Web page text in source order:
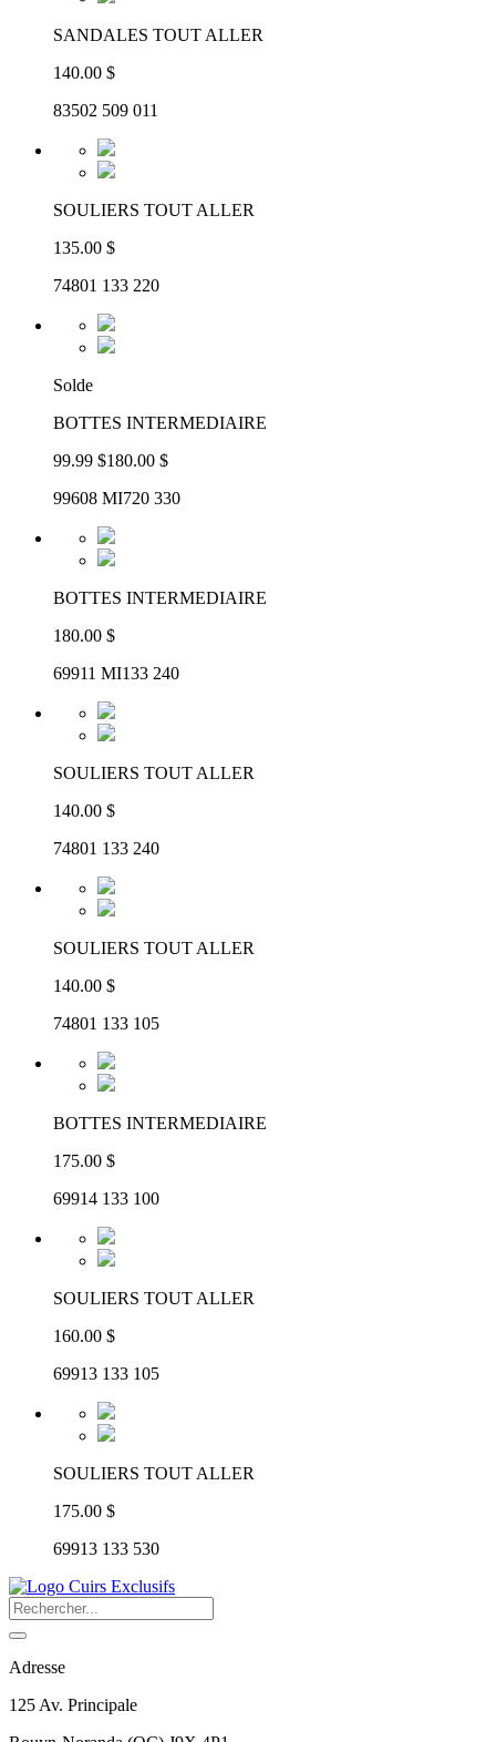
SANDALES TOUT ALLER
140.00 $
83502 509 011
SOULIERS TOUT ALLER
135.00 $
74801 133 220
Solde
BOTTES INTERMEDIAIRE
99.99 $180.00 $
99608 MI720 330
BOTTES INTERMEDIAIRE
180.00 $
69911 MI133 240
SOULIERS TOUT ALLER
140.00 $
74801 133 240
SOULIERS TOUT ALLER
140.00 $
74801 133 105
BOTTES INTERMEDIAIRE
175.00 $
69914 133 100
SOULIERS TOUT ALLER
160.00 $
69913 133 105
SOULIERS TOUT ALLER
175.00 $
69913 133 530
Adresse
125 Av. Principale